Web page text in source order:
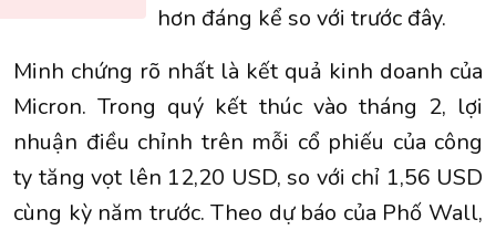
hơn đáng kể so với trước đây.
Minh chứng rõ nhất là kết quả kinh doanh của
Micron. Trong quý kết thúc vào tháng 2, lợi
nhuận điều chỉnh trên mỗi cổ phiếu của công
ty tăng vọt lên 12,20 USD, so với chỉ 1,56 USD
cùng kỳ năm trước. Theo dự báo của Phố Wall,